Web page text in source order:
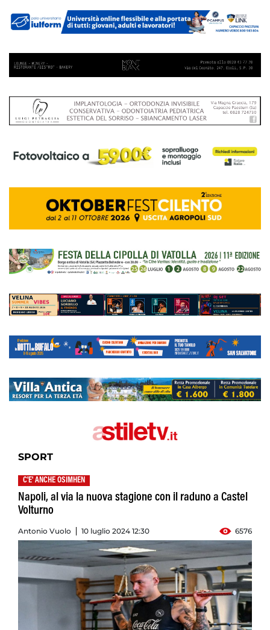
SPORT
C'E' ANCHE OSIMHEN
Napoli, al via la nuova stagione con il raduno a Castel
Volturno
Antonio Vuolo 10 luglio 2024 12:30 6576